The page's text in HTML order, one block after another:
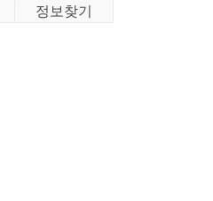
정보찾기